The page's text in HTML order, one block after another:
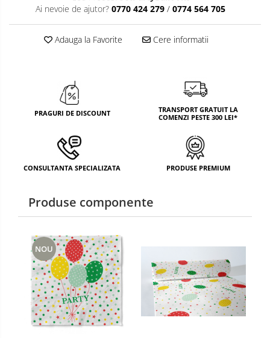
DECOR PASTE
DECOR HALLOWEEN
DECOR CRACIUN & REVELION
DECOR PRIMAVARA
DECOR TOAMNA
TEMATICA CULINARA
TEMATICA FLORALA
DECOR OKTOBER FEST
DECOR BABY SHOWER
Ai nevoie de ajutor? 0770 424 279 / 0774 564 705
Adauga la Favorite Cere informatii
PRAGURI DE DISCOUNT
TRANSPORT GRATUIT LA
COMENZI PESTE 300 LEI*
CONSULTANTA SPECIALIZATA PRODUSE PREMIUM
Produse componente
NOU